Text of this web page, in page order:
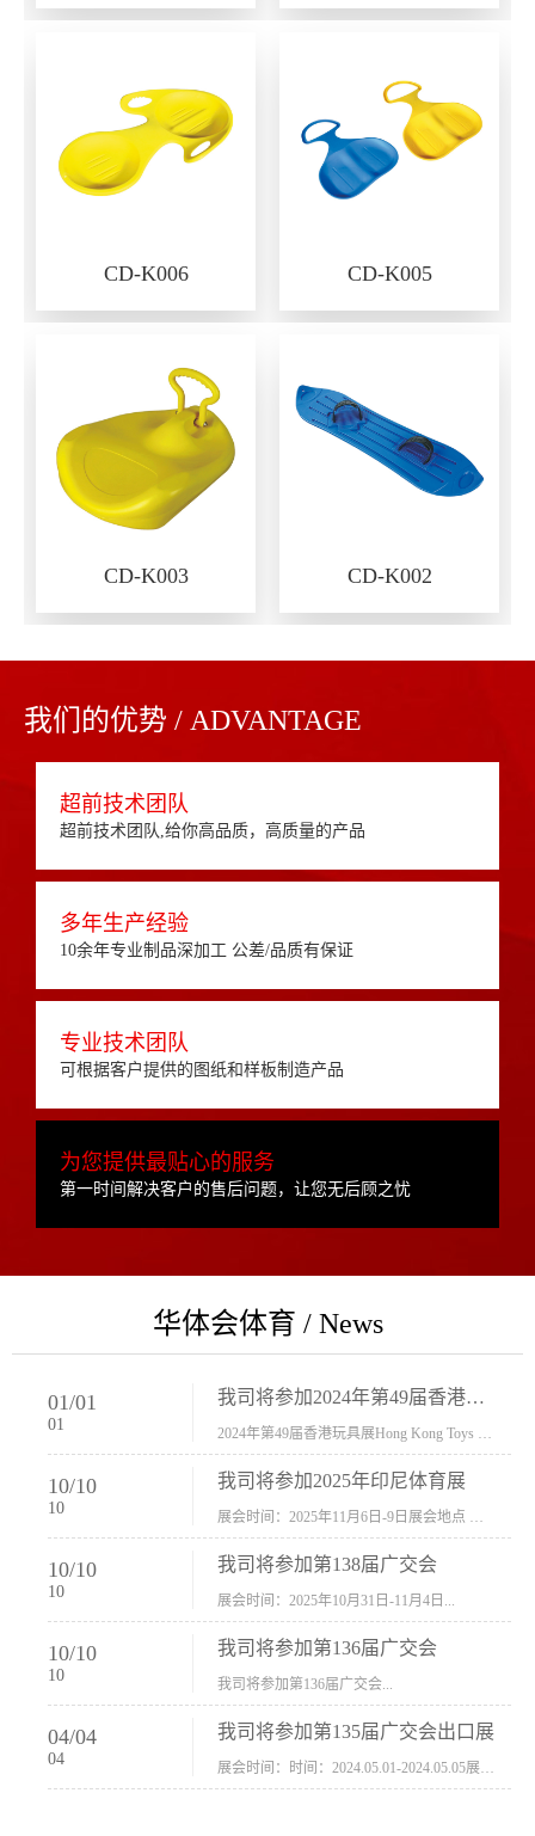
CD-K006 CD-K005
CD-K003 CD-K002
我们的优势 / ADVANTAGE
超前技术团队
超前技术团队,给你高品质，高质量的产品
多年生产经验
10余年专业制品深加工 公差/品质有保证
专业技术团队
可根据客户提供的图纸和样板制造产品
为您提供最贴心的服务
第一时间解决客户的售后问题，让您无后顾之忧
华体会体育 / News
01/01
01
我司将参加2024年第49届香港玩具展Hong Kong Toys & Games Fair 欢迎新···
10/10
10
我司将参加2025年印尼体育展
10/10
10
我司将参加第138届广交会
展会时间：2025年10月31日-11月4日...
10/10
10
我司将参加第136届广交会
我司将参加第136届广交会...
04/04
04
我司将参加第135届广交会出口展
展会时间：时间：2024.05.01-2024.05.05展会地址：中国进出口商品交易会展馆福建康莱宝公司展位号12.1G37-38、H11-12，浙江康莱宝展位号17.1B23-24、C19-20...